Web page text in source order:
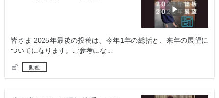
皆さま 2025年最後の投稿は、今年1年の総括と、来年の展望に
ついてになります。ご参考にな…
動画